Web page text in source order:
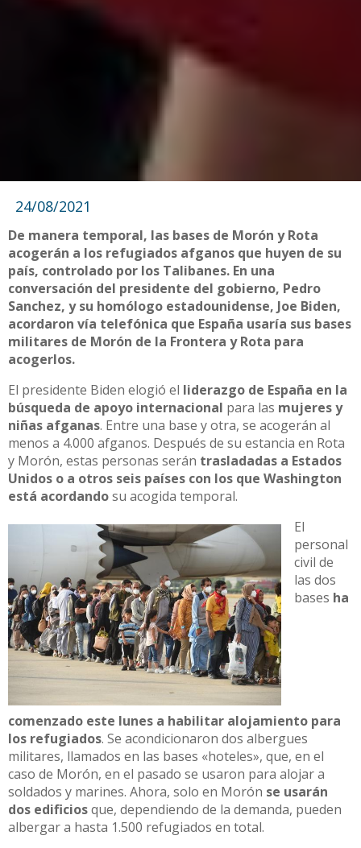
24/08/2021
De manera temporal, las bases de Morón y Rota
acogerán a los refugiados afganos que huyen de su
país, controlado por los Talibanes. En una
conversación del presidente del gobierno, Pedro
Sanchez, y su homólogo estadounidense, Joe Biden,
acordaron vía telefónica que España usaría sus bases
militares de Morón de la Frontera y Rota para
acogerlos.
El presidente Biden elogió el liderazgo de España en la
búsqueda de apoyo internacional para las mujeres y
niñas afganas. Entre una base y otra, se acogerán al
menos a 4.000 afganos. Después de su estancia en Rota
y Morón, estas personas serán trasladadas a Estados
Unidos o a otros seis países con los que Washington
está acordandosu acogida temporal.
El
personal
civil de
las dos
bases ha
comenzado este lunes a habilitar alojamiento para
los refugiados. Se acondicionaron dos albergues
militares, llamados en las bases «hoteles», que, en el
caso de Morón, en el pasado se usaron para alojar a
soldados y marines. Ahora, solo en Morón se usarán
dos edificiosque, dependiendo de la demanda, pueden
albergar a hasta 1.500 refugiados en total.